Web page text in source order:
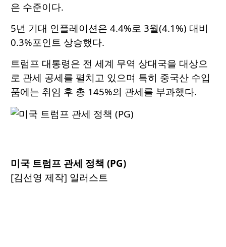
은 수준이다.
5년 기대 인플레이션은 4.4%로 3월(4.1%) 대비
0.3%포인트 상승했다.
트럼프 대통령은 전 세계 무역 상대국을 대상으
로 관세 공세를 펼치고 있으며 특히 중국산 수입
품에는 취임 후 총 145%의 관세를 부과했다.
미국 트럼프 관세 정책 (PG)
[김선영 제작] 일러스트